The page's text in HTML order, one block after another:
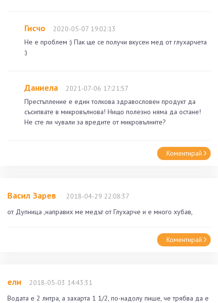
Гисчо
2020-05-07 19:02:13
Не е проблем :) Пак ще се получи вкусен мед от глухарчета
:)
Даниела
2021-07-06 17:21:57
Престъпление е един толкова здравословен продукт да
съсипвате в микровълнова! Нищо полезно няма да остане!
Не сте ли чували за вредите от микровълните?
Коментирай
Васил Зарев
2018-04-29 22:08:37
от Дупница ,направих ме медът от Глухарче и е много хубав,
Коментирай
ели
2018-05-03 14:43:31
Водата е 2 литра, а захарта 1 1/2, по-надолу пише, че трябва да е